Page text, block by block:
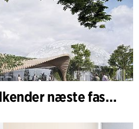
Randers Byråd godkender næste fase af udvidelsen af Randers Regnskov